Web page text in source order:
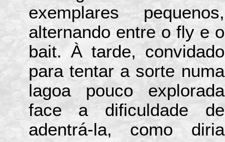
exemplares pequenos,
alternando entre o fly e o
bait. À tarde, convidado
para tentar a sorte numa
lagoa pouco explorada
face a dificuldade de
adentrá-la, como diria